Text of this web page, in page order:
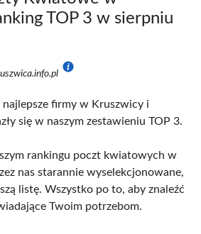
TOP 3 w sierpniu
najlepsze firmy w Kruszwicy i
się w naszym zestawieniu TOP 3.
rankingu poczt kwiatowych w
nas starannie wyselekcjonowane,
listę. Wszystko po to, aby znaleźć
Twoim potrzebom.